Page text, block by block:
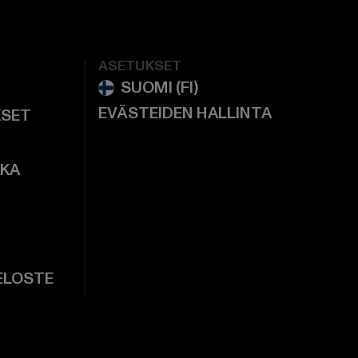
ASETUKSET
EVÄSTEIDEN HALLINTA